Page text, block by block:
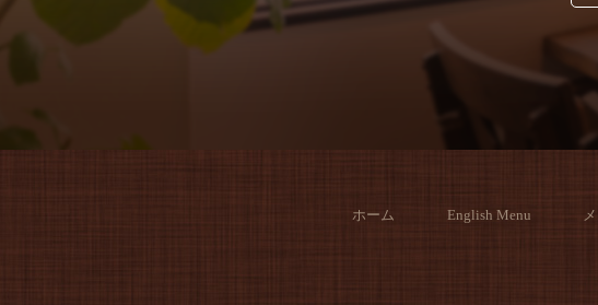
ホーム English Menu